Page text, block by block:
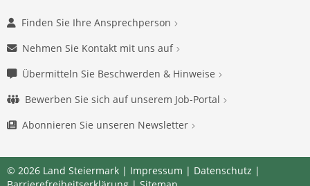
Finden Sie Ihre Ansprechperson
Nehmen Sie Kontakt mit uns auf
Übermitteln Sie Beschwerden & Hinweise
Bewerben Sie sich auf unserem Job-Portal
Abonnieren Sie unseren Newsletter
© 2026 Land Steiermark | Impressum | Datenschutz |